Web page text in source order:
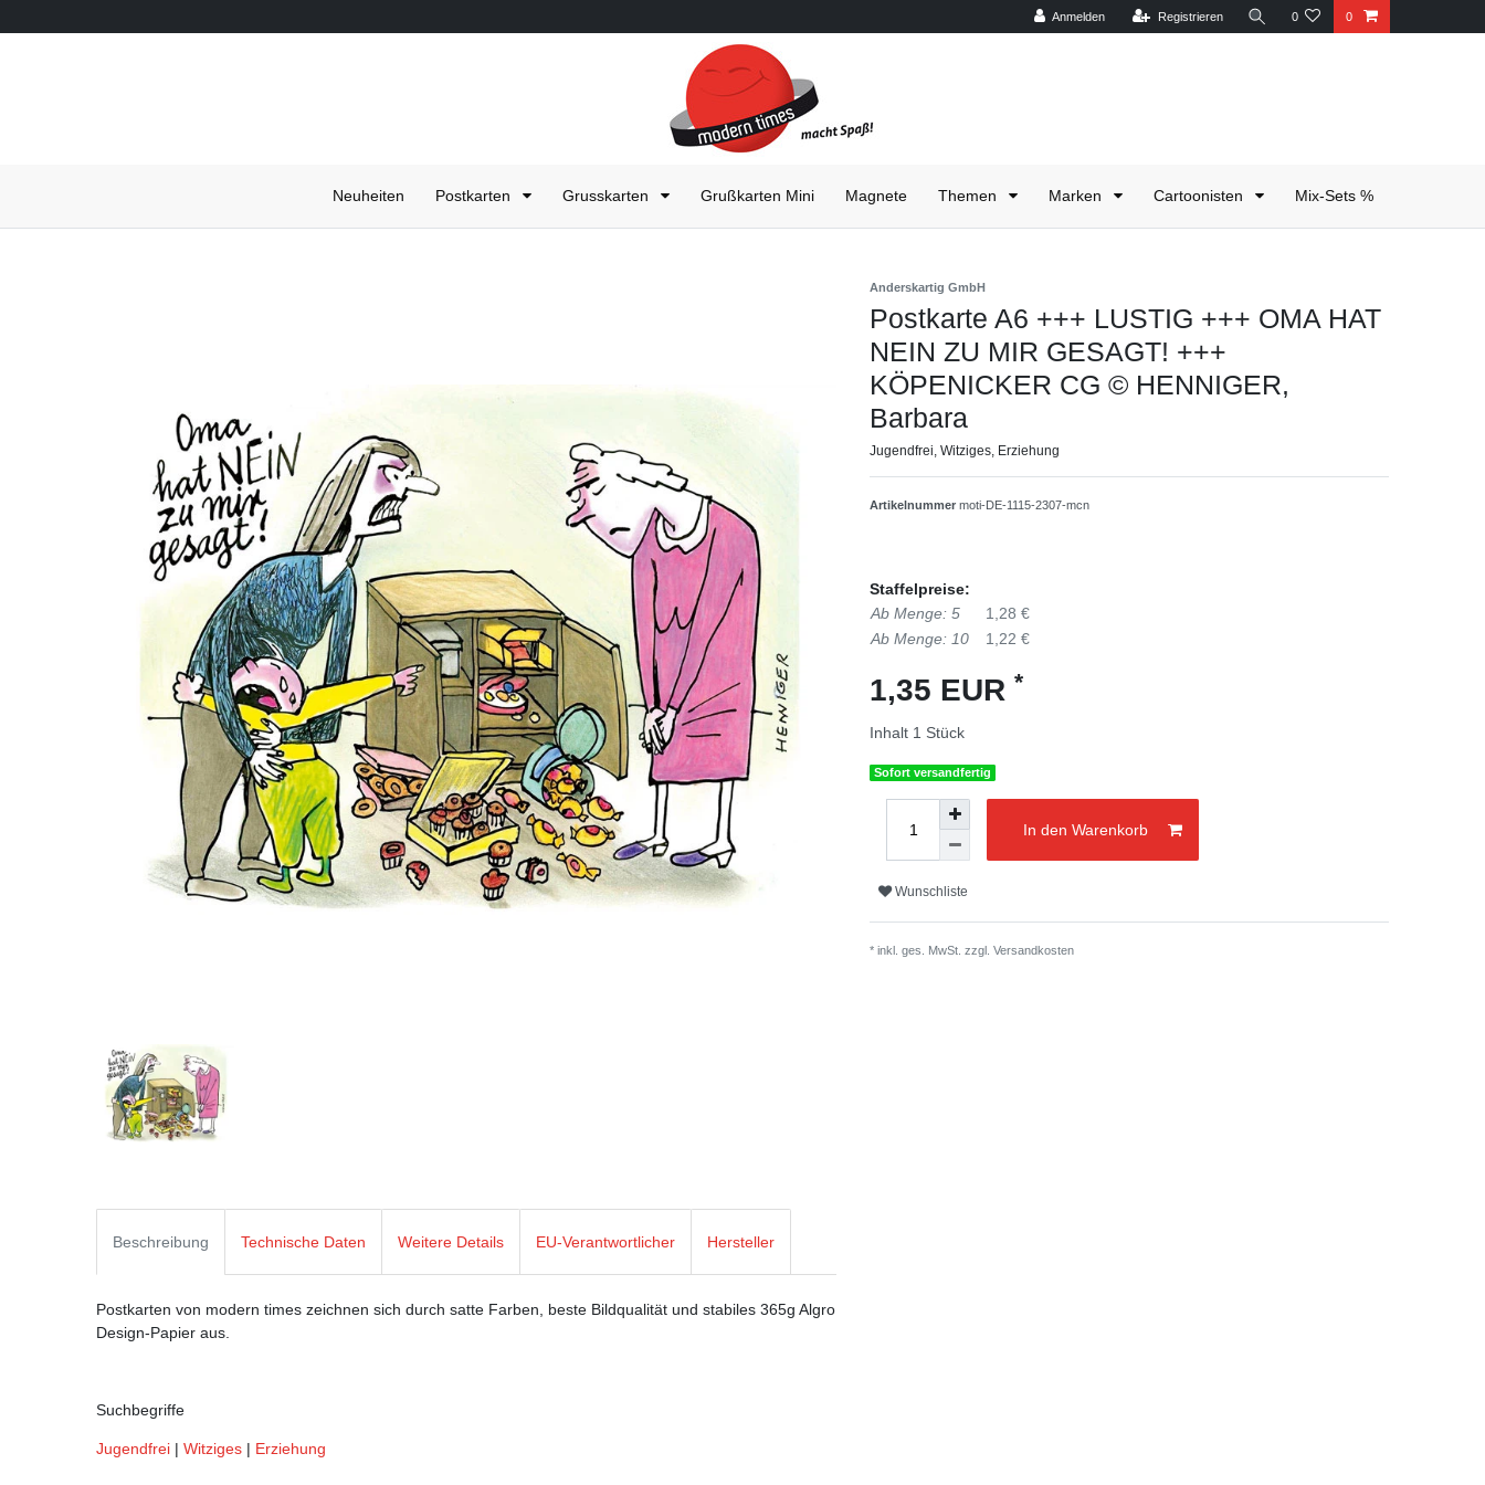
Anmelden Registrieren 0 0
Neuheiten Postkarten Grusskarten Grußkarten Mini Magnete Themen Marken Cartoonisten Mix-Sets %
Anderskartig GmbH
Postkarte A6 +++ LUSTIG +++ OMA HAT
NEIN ZU MIR GESAGT! +++
KÖPENICKER CG © HENNIGER,
Barbara
Jugendfrei, Witziges, Erziehung
Artikelnummer moti-DE-1115-2307-mcn
Staffelpreise:
Ab Menge: 5
1,28 €
Ab Menge: 10
1,22 €
1,35 EUR *
Inhalt 1 Stück
Sofort versandfertig
In den Warenkorb
Wunschliste
* inkl. ges. MwSt. zzgl. Versandkosten
Beschreibung Technische Daten Weitere Details EU-Verantwortlicher Hersteller
Postkarten von modern times zeichnen sich durch satte Farben, beste Bildqualität und stabiles 365g Algro
Design-Papier aus.
Suchbegriffe
Jugendfrei | Witziges | Erziehung